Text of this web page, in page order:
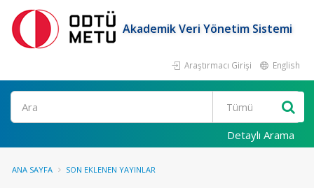
Akademik Veri Yönetim Sistemi
Araştırmacı Girişi English
Ara
Detaylı Arama
ANA SAYFA SON EKLENEN YAYINLAR